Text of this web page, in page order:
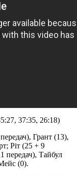
37:35, 26:18)
Грант (13),
Ріт (25 + 9
передач), Тайбул
(0).